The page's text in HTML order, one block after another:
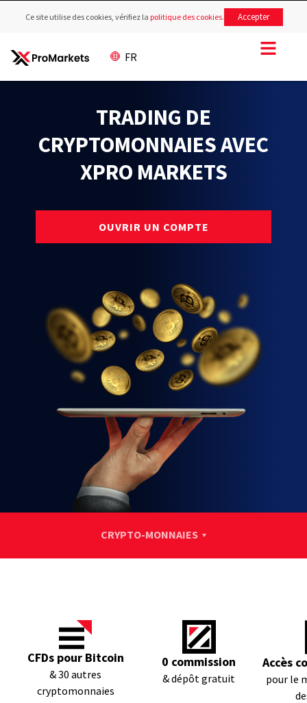
FR
TRADING DE
CRYPTOMONNAIES AVEC
XPRO MARKETS
OUVRIR UN COMPTE
CRYPTO-MONNAIES
CFDs pour Bitcoin
& 30 autres
cryptomonnaies
0 commission
& dépôt gratuit
Accès
pour le
Ce site utilise des cookies, vérifiez la politique des cookies. Accepter